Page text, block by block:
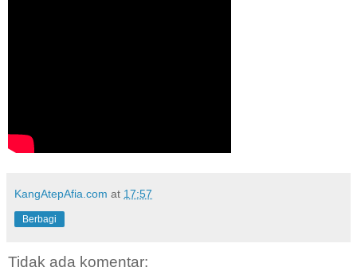
KangAtepAfia.com at 17:57
Berbagi
Tidak ada komentar: